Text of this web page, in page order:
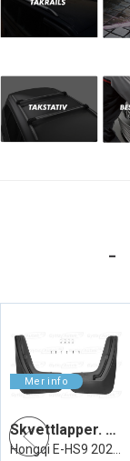
-
Skvettlapper. Bak